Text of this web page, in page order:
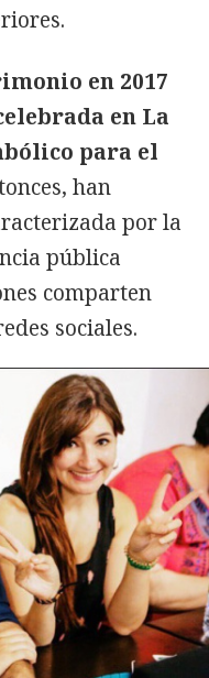
en 2017
en La
para el
han
por la
pública
comparten
sociales.